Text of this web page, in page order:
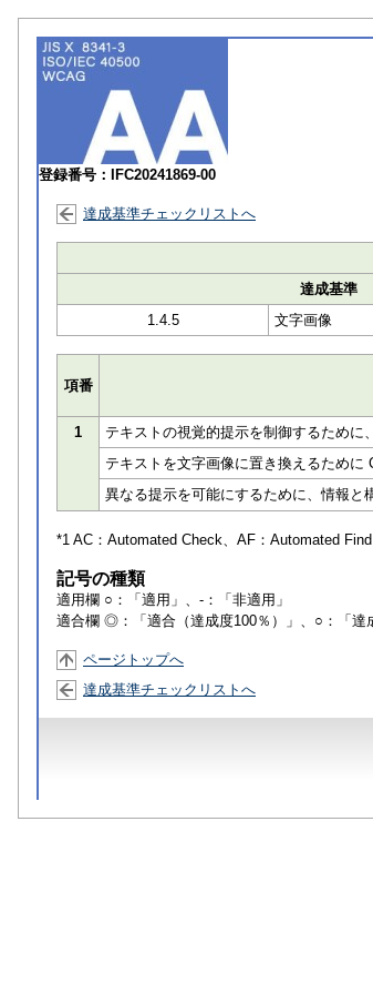
登録番号：IFC20241869-00
達成基準チェックリストへ
達成基準
1.4.5
文字画像
項番
1 テキストの視覚的提示を制御するために
テキストを文字画像に置き換えるため
異なる提示を可能にするために、情報と
*1 AC： Automated Check、AF： Automated Find
記号の種類
適用欄 ○：「適用」、-：「非適用」
適合欄 ◎：「適合（達成度100％）」、○：「達
ページトップへ
達成基準チェックリストへ